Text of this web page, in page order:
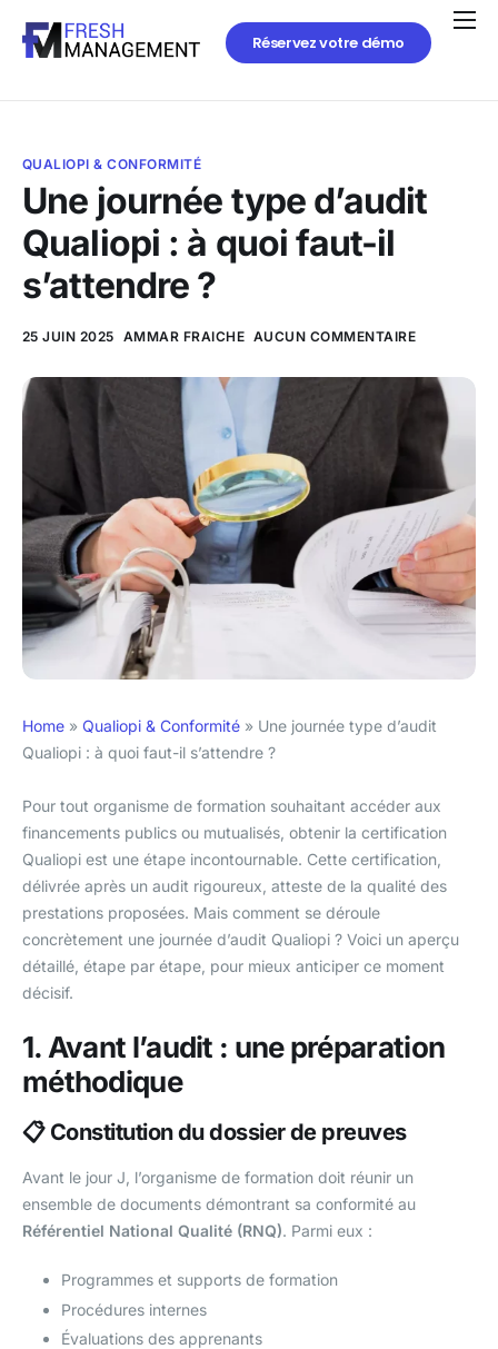
Réservez votre démo
QUALIOPI & CONFORMITÉ
Une journée type d’audit
Qualiopi : à quoi faut-il
s’attendre ?
25 JUIN 2025 AMMAR FRAICHE AUCUN COMMENTAIRE
Home » Qualiopi & Conformité » Une journée type d’audit
Qualiopi : à quoi faut-il s’attendre ?
Pour tout organisme de formation souhaitant accéder aux
financements publics ou mutualisés, obtenir la certification
Qualiopi est une étape incontournable. Cette certification,
délivrée après un audit rigoureux, atteste de la qualité des
prestations proposées. Mais comment se déroule
concrètement une journée d’audit Qualiopi ? Voici un aperçu
détaillé, étape par étape, pour mieux anticiper ce moment
décisif.
1. Avant l’audit : une préparation
méthodique
📋 Constitution du dossier de preuves
Avant le jour J, l’organisme de formation doit réunir un
ensemble de documents démontrant sa conformité au
Référentiel National Qualité (RNQ). Parmi eux :
Programmes et supports de formation
Procédures internes
Évaluations des apprenants